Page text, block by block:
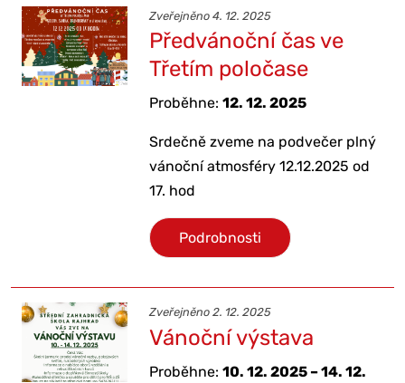
Zveřejněno 4. 12. 2025
Předvánoční čas ve
Třetím poločase
Proběhne:12. 12. 2025
Srdečně zveme na podvečer plný
vánoční atmosféry 12.12.2025 od
17. hod
Podrobnosti
Zveřejněno 2. 12. 2025
Vánoční výstava
Proběhne:10. 12. 2025 – 14. 12.